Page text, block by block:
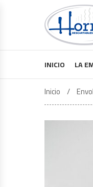
INICIO LA
Inicio